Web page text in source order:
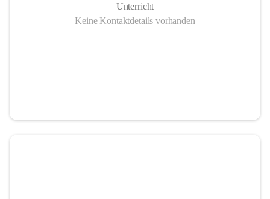
Unterricht
Keine Kontaktdetails vorhanden